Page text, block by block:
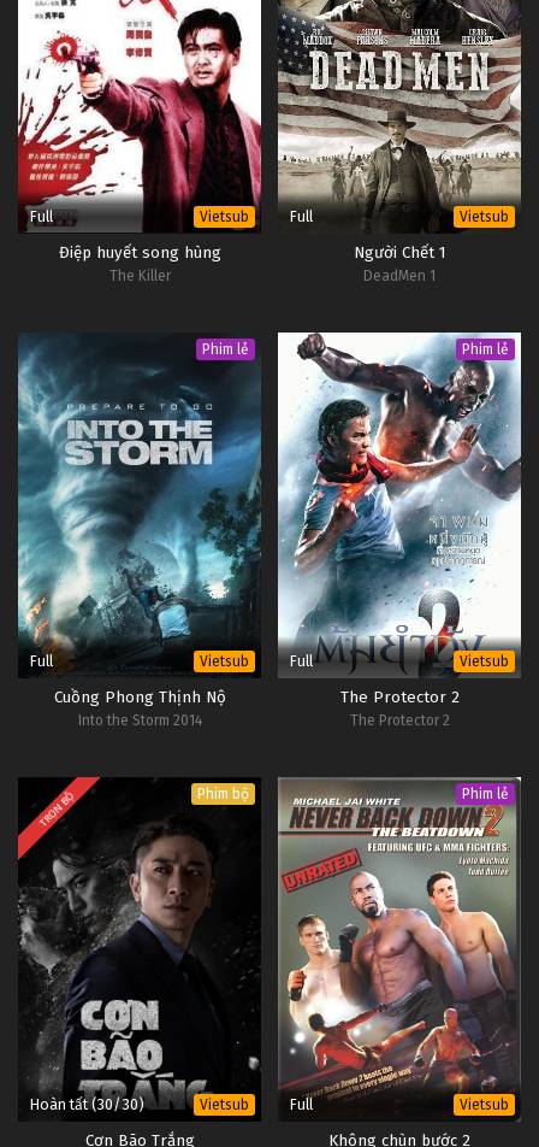
Full Vietsub
Điệp huyết song hùng
The Killer
Full Vietsub
Người Chết 1
DeadMen 1
Phim lẻ
Full Vietsub
Cuồng Phong Thịnh Nộ
Into the Storm 2014
Phim lẻ
Full Vietsub
The Protector 2
The Protector 2
TRỌN BỘ Phim bộ
Hoàn tất (30/30) Vietsub
Cơn Bão Trắng
Phim lẻ
Full Vietsub
Không chùn bước 2